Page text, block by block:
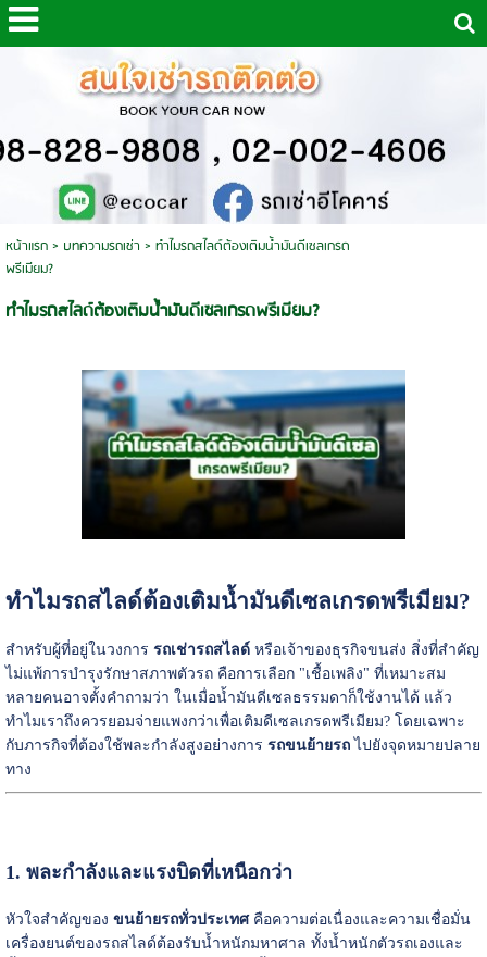
หน้าแรก> บทความรถเช่า > ทำไมรถสไลด์ต้องเติมน้ำมันดีเซลเกรด
พรีเมียม?
ทำไมรถสไลด์ต้องเติมน้ำมันดีเซลเกรดพรีเมียม?
ทำไมรถสไลด์ต้องเติมน้ำมันดีเซลเกรดพรีเมียม?
สำหรับผู้ที่อยู่ในวงการ รถเช่ารถสไลด์หรือเจ้าของธุรกิจขนส่ง สิ่งที่สำคัญ
ไม่แพ้การบำรุงรักษาสภาพตัวรถ คือการเลือก "เชื้อเพลิง" ที่เหมาะสม
หลายคนอาจตั้งคำถามว่า ในเมื่อน้ำมันดีเซลธรรมดาก็ใช้งานได้ แล้ว
ทำไมเราถึงควรยอมจ่ายแพงกว่าเพื่อเติมดีเซลเกรดพรีเมียม? โดยเฉพาะ
กับภารกิจที่ต้องใช้พละกำลังสูงอย่างการ รถขนย้ายรถไปยังจุดหมายปลาย
ทาง
1. พละกำลังและแรงบิดที่เหนือกว่า
หัวใจสำคัญของ ขนย้ายรถทั่วประเทศคือความต่อเนื่องและความเชื่อมั่น
เครื่องยนต์ของรถสไลด์ต้องรับน้ำหนักมหาศาล ทั้งน้ำหนักตัวรถเองและ